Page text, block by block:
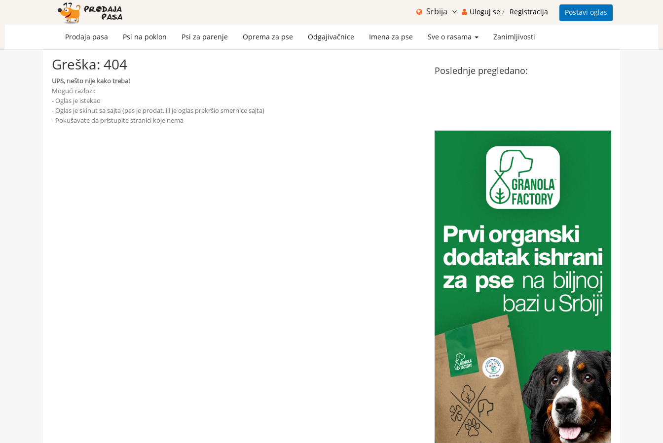
Srbija Uloguj se / Registracija Postavi oglas
Prodaja pasa Psi na poklon Psi za parenje Oprema za pse Odgajivačnice Imena za pse Sve o rasama Zanimljivosti
Greška: 404
UPS, nešto nije kako treba!
Mogući razlozi:
- Oglas je istekao
- Oglas je skinut sa sajta (pas je prodat, ili je oglas prekršio smernice sajta)
- Pokušavate da pristupite stranici koje nema
Poslednje pregledano: